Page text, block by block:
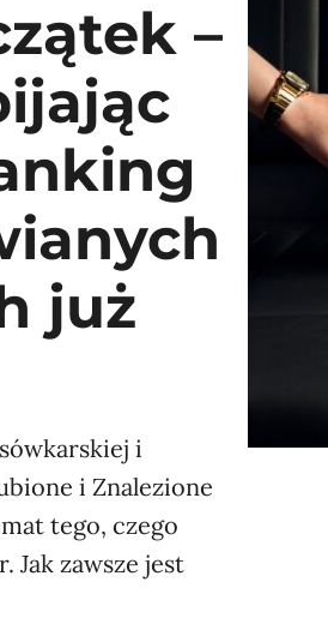
–
już
i
i Znalezione
tego, czego
Jak zawsze jest